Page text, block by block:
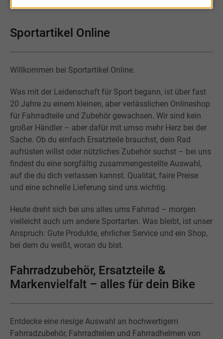
Sportartikel Online
Willkommen bei Sportartikel Online.
Was mit der Leidenschaft für Sport begann, ist über fast
20 Jahre zu einem kleinen, aber verlässlichen Onlineshop
für Fahrradteile und Zubehör gewachsen. Wir sind kein
großer Händler – aber dafür mit umso mehr Herz bei der
Sache. Ob du einfach Ersatzteile brauchst, dein Rad
aufrüsten willst oder nützliches Zubehör suchst – bei uns
findest du eine sorgfältig zusammengestellte Auswahl,
auf die du dich verlassen kannst. Qualität, faire Preise
und eine schnelle Lieferung sind uns wichtig.
Heute dreht sich bei uns alles ums Fahrrad – morgen
vielleicht auch um andere Sportarten. Was bleibt, ist unser
Anspruch: Gute Produkte, ehrlicher Service und ein Shop,
bei dem du weißt, woran du bist.
Fahrradzubehör, Ersatzteile &
Markenvielfalt – alles für dein Bike
Entdecke eine riesige Auswahl an hochwertigem
Fahrradzubehör, Fahrradteilen und Fahrradhelmen von